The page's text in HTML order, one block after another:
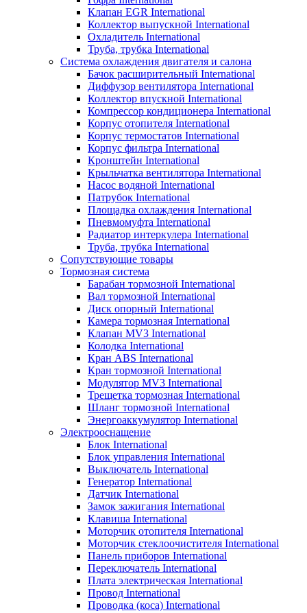
Клапан EGR International
Коллектор выпускной International
Охладитель International
Труба, трубка International
Система охлаждения двигателя и салона
Бачок расширительный International
Диффузор вентилятора International
Коллектор впускной International
Компрессор кондиционера International
Корпус отопителя International
Корпус термостатов International
Корпус фильтра International
Кронштейн International
Крыльчатка вентилятора International
Насос водяной International
Патрубок International
Площадка охлаждения International
Пневмомуфта International
Радиатор интеркулера International
Труба, трубка International
Сопутствующие товары
Тормозная система
Барабан тормозной International
Вал тормозной International
Диск опорный International
Камера тормозная International
Клапан MV3 International
Колодка International
Кран ABS International
Кран тормозной International
Модулятор MV3 International
Трещетка тормозная International
Шланг тормозной International
Энергоаккумулятор International
Электрооснащение
Блок International
Блок управления International
Выключатель International
Генератор International
Датчик International
Замок зажигания International
Клавиша International
Моторчик отопителя International
Моторчик стеклоочистителя International
Панель приборов International
Переключатель International
Плата электрическая International
Провод International
Проводка (коса) International